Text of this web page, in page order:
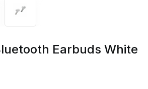
Earbuds White